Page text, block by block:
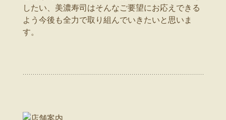
したい、美濃寿司はそんなご要望にお応えできる
よう今後も全力で取り組んでいきたいと思いま
す。